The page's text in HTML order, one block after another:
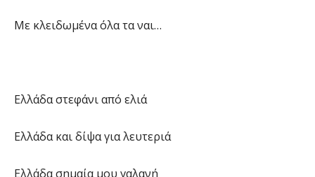
Με κλειδωμένα όλα τα ναι…
Ελλάδα στεφάνι από ελιά
Ελλάδα και δίψα για λευτεριά
Ελλάδα σημαία μου γαλανή